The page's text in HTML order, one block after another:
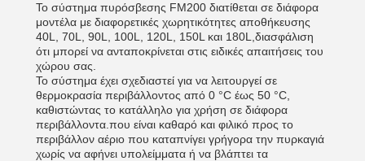
Το σύστημα πυρόσβεσης FM200 διατίθεται σε διάφορα
μοντέλα με διαφορετικές χωρητικότητες αποθήκευσης
40L, 70L, 90L, 100L, 120L, 150L και 180L,διασφάλιση
ότι μπορεί να ανταποκρίνεται στις ειδικές απαιτήσεις του
χώρου σας.
Το σύστημα έχει σχεδιαστεί για να λειτουργεί σε
θερμοκρασία περιβάλλοντος από 0 °C έως 50 °C,
καθιστώντας το κατάλληλο για χρήση σε διάφορα
περιβάλλοντα.που είναι καθαρό και φιλικό προς το
περιβάλλον αέριο που καταπνίγει γρήγορα την πυρκαγιά
χωρίς να αφήνει υπολείμματα ή να βλάπτει τα